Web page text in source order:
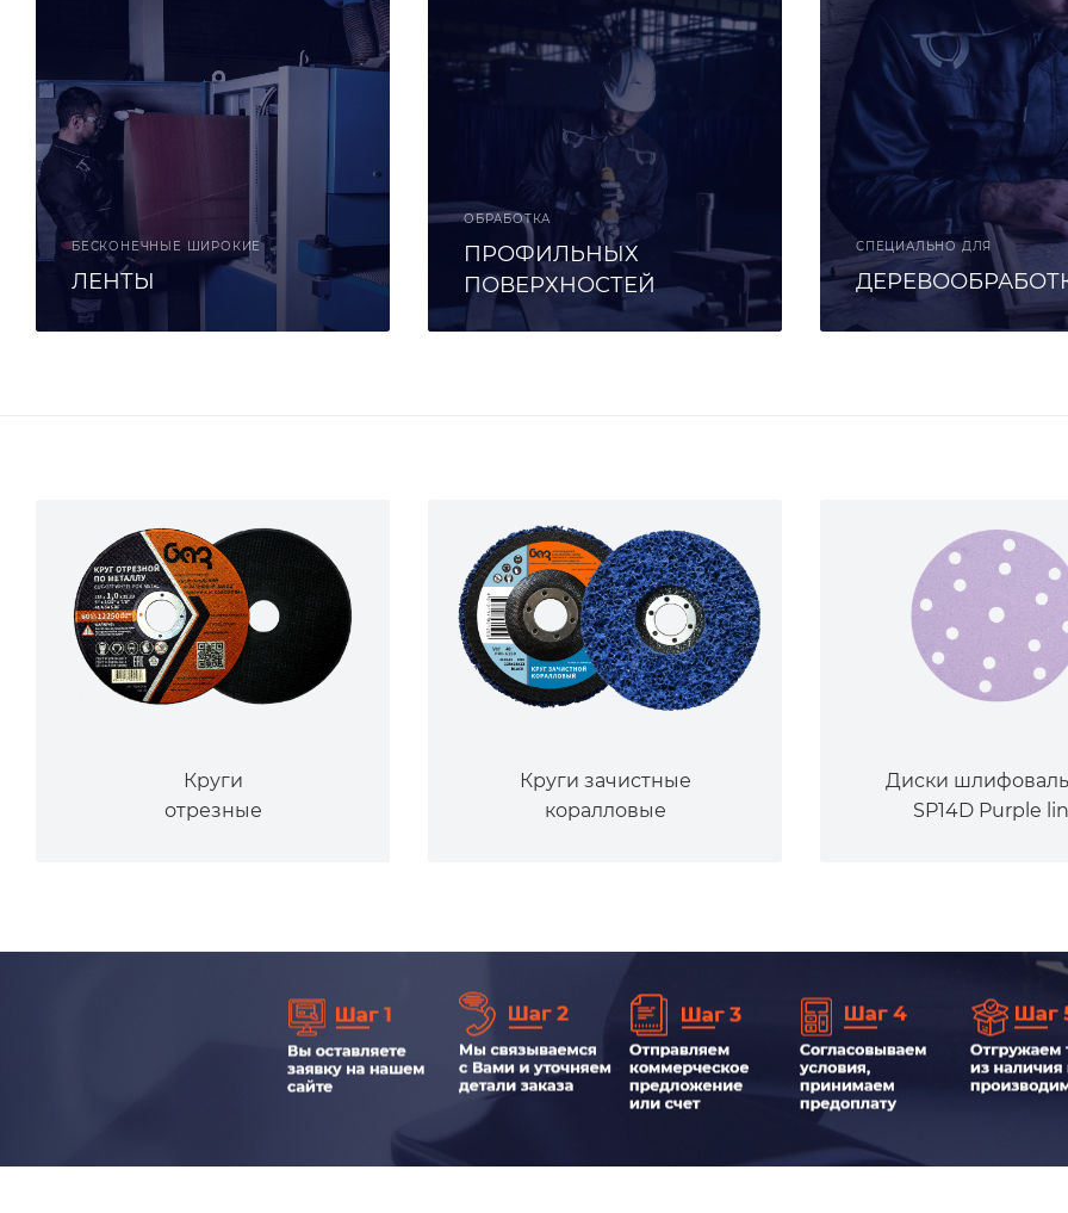
БЕСКОНЕЧНЫЕ ШИРОКИЕ
ЛЕНТЫ
ОБРАБОТКА
ПРОФИЛЬНЫХ
ПОВЕРХНОСТЕЙ
СПЕЦИАЛЬНО ДЛЯ
Круги
отрезные
Круги зачистные
коралловые
Диски
SP14D Purple